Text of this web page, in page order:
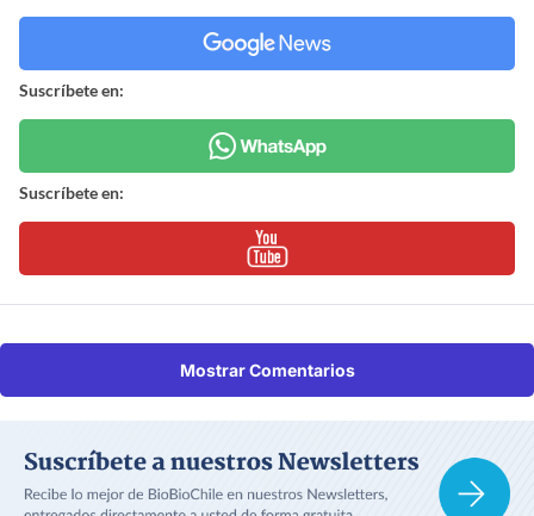
Suscríbete en:
Suscríbete en:
Mostrar Comentarios